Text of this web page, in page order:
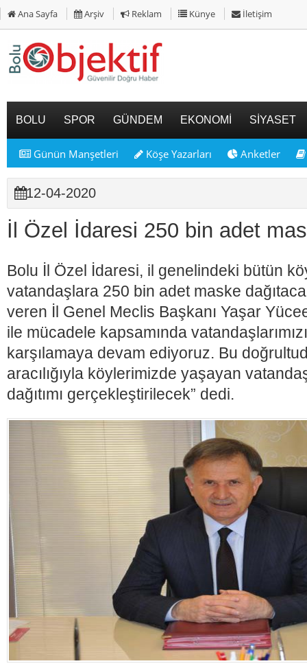
Ana Sayfa Arşiv Reklam Künye İletişim
BOLU SPOR GÜNDEM EKONOMİ SİYASET
Günün Manşetleri Köşe Yazarları Anketler
12-04-2020
İl Özel İdaresi 250 bin adet
Bolu İl Özel İdaresi, il genelindeki bütün
vatandaşlara 250 bin adet maske
veren İl Genel Meclis Başkanı Yaşar
ile mücadele kapsamında
karşılamaya devam ediyoruz. Bu
aracılığıyla köylerimizde yaşayan
dağıtımı gerçekleştirilecek” dedi.